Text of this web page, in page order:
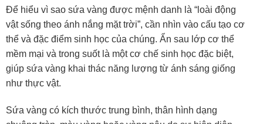
Để hiểu vì sao sứa vàng được mệnh danh là “loài động
vật sống theo ánh nắng mặt trời”, cần nhìn vào cấu tạo cơ
thể và đặc điểm sinh học của chúng. Ẩn sau lớp cơ thể
mềm mại và trong suốt là một cơ chế sinh học đặc biệt,
giúp sứa vàng khai thác năng lượng từ ánh sáng giống
như thực vật.
Sứa vàng có kích thước trung bình, thân hình dạng